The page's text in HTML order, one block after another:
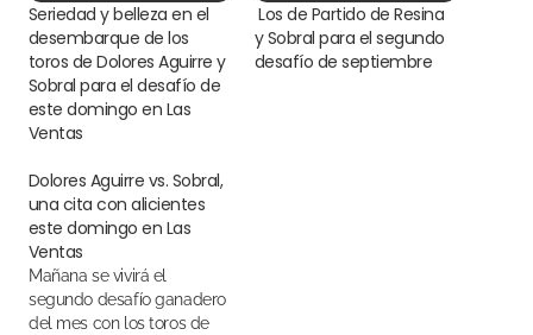
Seriedad y belleza en el
desembarque de los
toros de Dolores Aguirre y
Sobral para el desafío de
este domingo en Las
Ventas
Los de Partido de Resina
y Sobral para el segundo
desafío de septiembre
Dolores Aguirre vs. Sobral,
una cita con alicientes
este domingo en Las
Ventas
Mañana se vivirá el
segundo desafío ganadero
del mes con los toros de